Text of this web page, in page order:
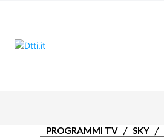
PROGRAMMI TV SKY